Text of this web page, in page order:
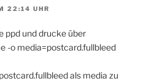
22:14 UHR
ppd und drucke über
-o media=postcard.fullbleed
als media zu